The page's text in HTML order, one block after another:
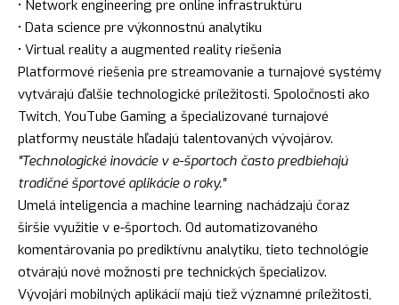
• Network engineering pre online infrastruktúru
• Data science pre výkonnostnú analytiku
• Virtual reality a augmented reality riešenia
Platformové riešenia pre streamovanie a turnajové systémy
vytvárajú ďalšie technologické príležitosti. Spoločnosti ako
Twitch, YouTube Gaming a špecializované turnajové
platformy neustále hľadajú talentovaných vývojárov.
"Technologické inovácie v e-športoch často predbiehajú
tradičné športové aplikácie o roky."
Umelá inteligencia a machine learning nachádzajú čoraz
širšie využitie v e-športoch. Od automatizovaného
komentárovania po prediktívnu analytiku, tieto technológie
otvárajú nové možnosti pre technických špecializov.
Vývojári mobilných aplikácií majú tiež významné príležitosti,